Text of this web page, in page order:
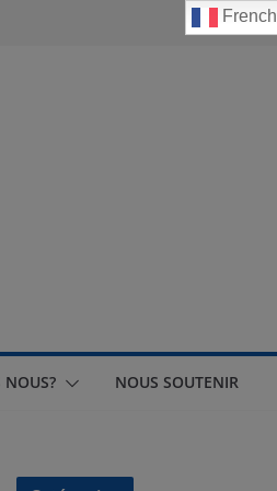
NOUS SOUTENIR
French